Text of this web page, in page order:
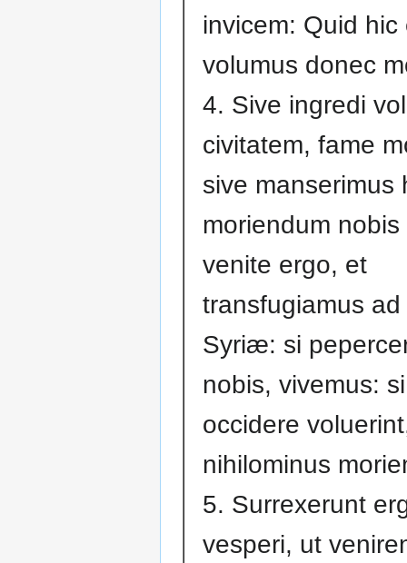
invicem: Quid hic
volumus donec
4. Sive ingredi
civitatem, fame
sive manserimus
moriendum nobis
venite ergo, et
transfugiamus
Syriæ: si
nobis, vivemus:
occidere
nihilominus
5. Surrexerunt
vesperi, ut